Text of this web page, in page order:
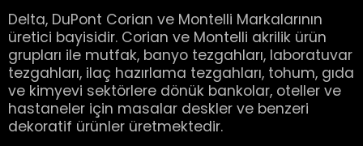
Delta, DuPont Corian ve Montelli Markalarının
üretici bayisidir. Corian ve Montelli akrilik ürün
grupları ile mutfak, banyo tezgahları, laboratuvar
tezgahları, ilaç hazırlama tezgahları, tohum, gıda
ve kimyevi sektörlere dönük bankolar, oteller ve
hastaneler için masalar deskler ve benzeri
dekoratif ürünler üretmektedir.